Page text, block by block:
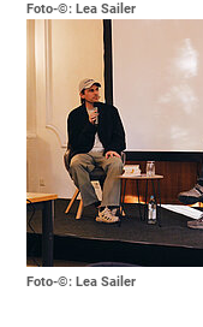
Foto-©: Lea Sailer
Foto-©: Lea Sailer